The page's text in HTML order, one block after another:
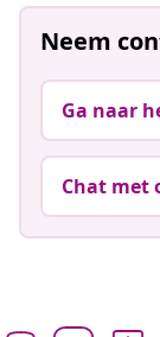
Neem
Ga naar
Chat met